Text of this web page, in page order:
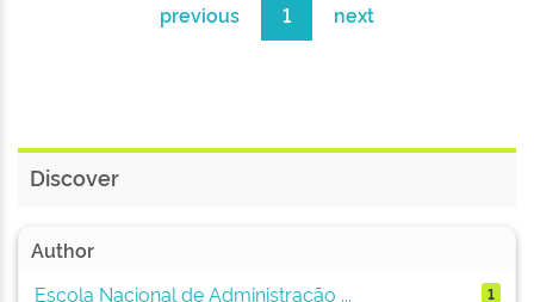
previous 1 next
Discover
Author
Escola Nacional de Administração ...
1